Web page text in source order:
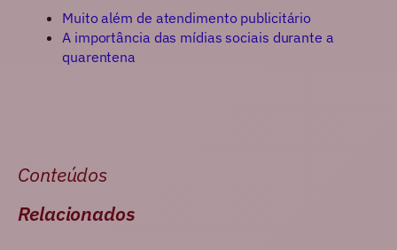
Muito além de atendimento publicitário
A importância das mídias sociais durante a
quarentena
Conteúdos
Relacionados